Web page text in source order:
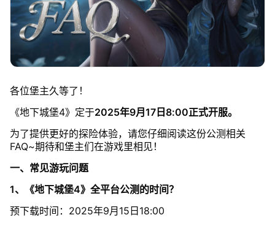
各位堡主久等了！
《地下城堡4》定于2025年9月17日8:00正式开服。
为了提供更好的探险体验，请您仔细阅读这份公测相关
FAQ~期待和堡主们在游戏里相见！
一、常见游玩问题
1、《地下城堡4》全平台公测的时间？
预下载时间：2025年9月15日18:00